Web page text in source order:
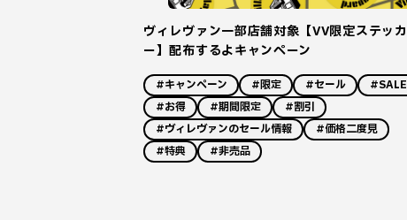
ヴィレヴァン一部店舗対象【VV限定ステッカ
ー】配布するよキャンペーン
#キャンペーン #限定 #セール
#SALE
#お得
#期間限定
#割引
#ヴィレヴァンのセール情報
#価格二度見
#特典
#非売品